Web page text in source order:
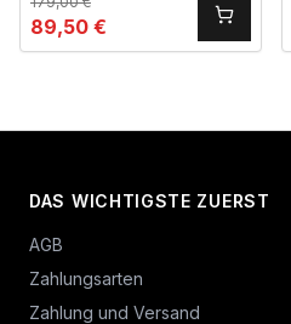
89,50 €
DAS WICHTIGSTE ZUERST
AGB
Zahlungsarten
Zahlung und Versand